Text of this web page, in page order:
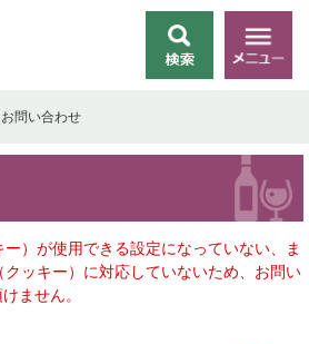
索
メ
ニ
お問い合わせ
）が使用できる設定になっていない、ま
ッキー）に対応していないため、お問い
ません。